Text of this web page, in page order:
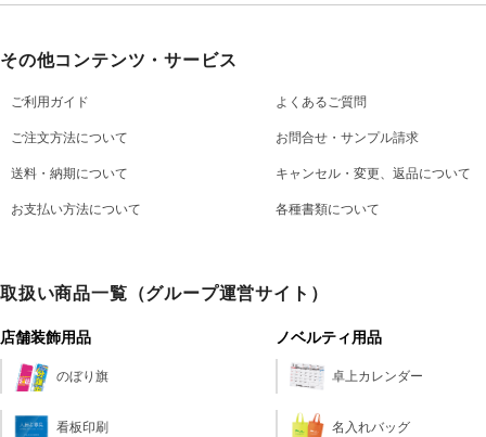
その他コンテンツ・サービス
ご利用ガイド
ご注文方法について
送料・納期について
お支払い方法について
よくあるご質問
お問合せ・サンプル請求
キャンセル・変更、返品について
各種書類について
取扱い商品一覧（グループ運営サイト）
店舗装飾用品
のぼり旗
看板印刷
ノベルティ用品
卓上カレンダー
名入れバッグ